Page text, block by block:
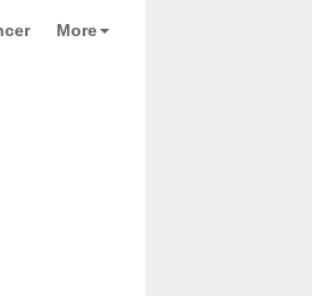
More